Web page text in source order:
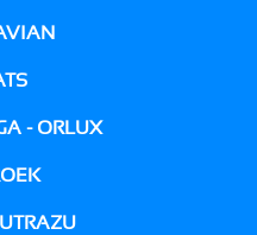
- ORLUX